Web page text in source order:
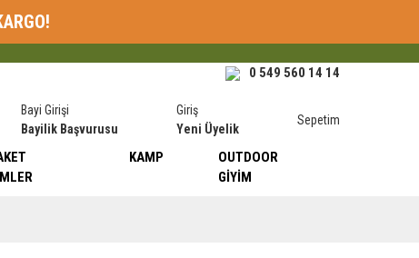
0 549 560 14 14
Bayi Girişi
Bayilik Başvurusu
Giriş
Yeni Üyelik
Sepetim
KAMP
OUTDOOR
GIYIM